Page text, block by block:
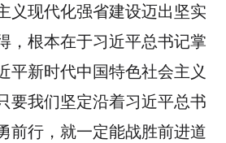
义现代化强省建设迈出坚实
，根本在于习近平总书记掌
平新时代中国特色社会主义
要我们坚定沿着习近平总书
前行，就一定能战胜前进道